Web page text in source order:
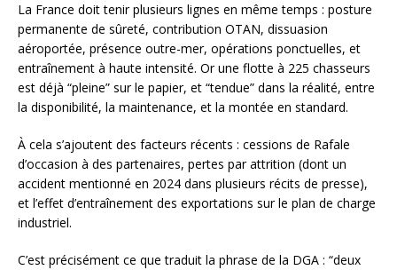
La France doit tenir plusieurs lignes en même temps : posture
permanente de sûreté, contribution OTAN, dissuasion
aéroportée, présence outre-mer, opérations ponctuelles, et
entraînement à haute intensité. Or une flotte à 225 chasseurs
est déjà “pleine” sur le papier, et “tendue” dans la réalité, entre
la disponibilité, la maintenance, et la montée en standard.
À cela s’ajoutent des facteurs récents : cessions de Rafale
d’occasion à des partenaires, pertes par attrition (dont un
accident mentionné en 2024 dans plusieurs récits de presse),
et l’effet d’entraînement des exportations sur le plan de charge
industriel.
C’est précisément ce que traduit la phrase de la DGA : “deux